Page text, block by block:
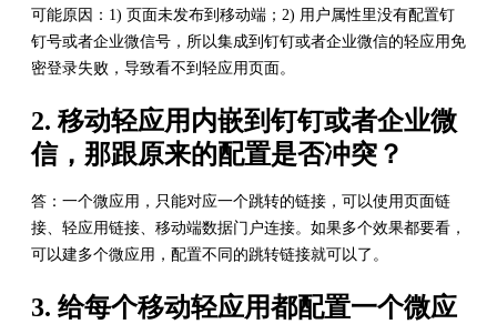
可能原因：1) 页面未发布到移动端；2) 用户属性里没有配置钉
钉号或者企业微信号，所以集成到钉钉或者企业微信的轻应用免
密登录失败，导致看不到轻应用页面。
2. 移动轻应用内嵌到钉钉或者企业微
信，那跟原来的配置是否冲突？
答：一个微应用，只能对应一个跳转的链接，可以使用页面链
接、轻应用链接、移动端数据门户连接。如果多个效果都要看，
可以建多个微应用，配置不同的跳转链接就可以了。
3. 给每个移动轻应用都配置一个微应